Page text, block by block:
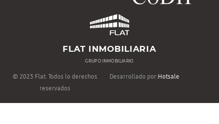
FLAT INMOBILIARIA
GRUPO INMOBILIARIO
© 2023 Flat. Todos lo derechos
reservados
Desarrollado por:Hotsale